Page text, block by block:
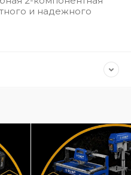
и надежного